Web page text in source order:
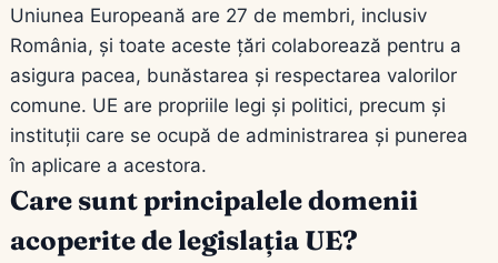
Uniunea Europeană are 27 de membri, inclusiv
România, și toate aceste țări colaborează pentru a
asigura pacea, bunăstarea și respectarea valorilor
comune. UE are propriile legi și politici, precum și
instituții care se ocupă de administrarea și punerea
în aplicare a acestora.
Care sunt principalele domenii
acoperite de legislația UE?